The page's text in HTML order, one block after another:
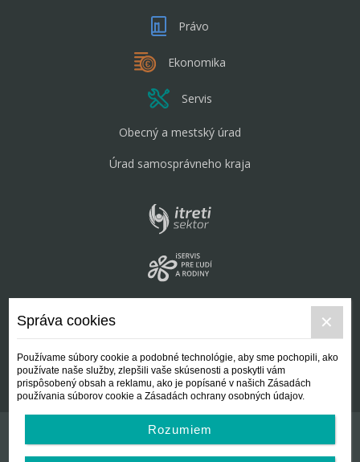
Právo
Ekonomika
Servis
Obecný a mestský úrad
Úrad samosprávneho kraja
Kontakt
Správa cookies
Používame súbory cookie a podobné technológie, aby sme pochopili, ako
používate naše služby, zlepšili vaše skúsenosti a poskytli vám
prispôsobený obsah a reklamu, ako je popísané v našich Zásadách
používania súborov cookie a Zásadách ochrany osobných údajov.
Rozumiem